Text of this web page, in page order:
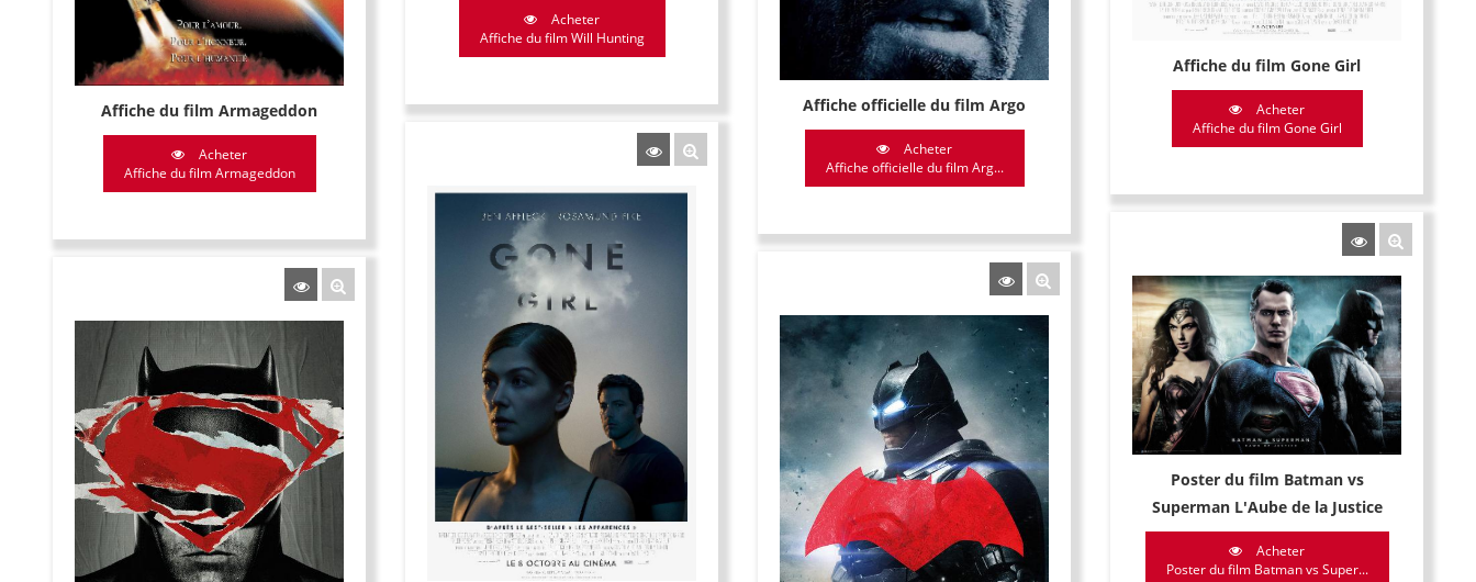
Affiche du film Armageddon
Acheter
Affiche du film Armageddon
Acheter
Affiche du film Will Hunting
Affiche officielle du film Argo
Acheter
Affiche officielle du film Arg...
Affiche du film Gone Girl
Acheter
Affiche du film Gone Girl
Poster du film Batman vs
Superman L'Aube de la Justice
Acheter
Poster du film Batman vs Super...